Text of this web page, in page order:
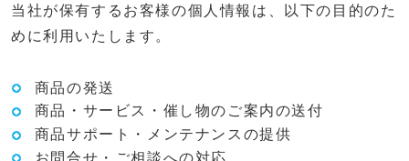
当社が保有するお客様の個人情報は、以下の目的のた
めに利用いたします。
商品の発送
商品・サービス・催し物のご案内の送付
商品サポート・メンテナンスの提供
お問合せ・ご相談への対応